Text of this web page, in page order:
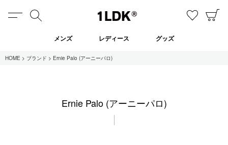
MENU お気に
メンズ レディース グッズ
HOME ブランド Ernie Palo (アーニーパロ)
Ernie Palo (アーニーパロ)